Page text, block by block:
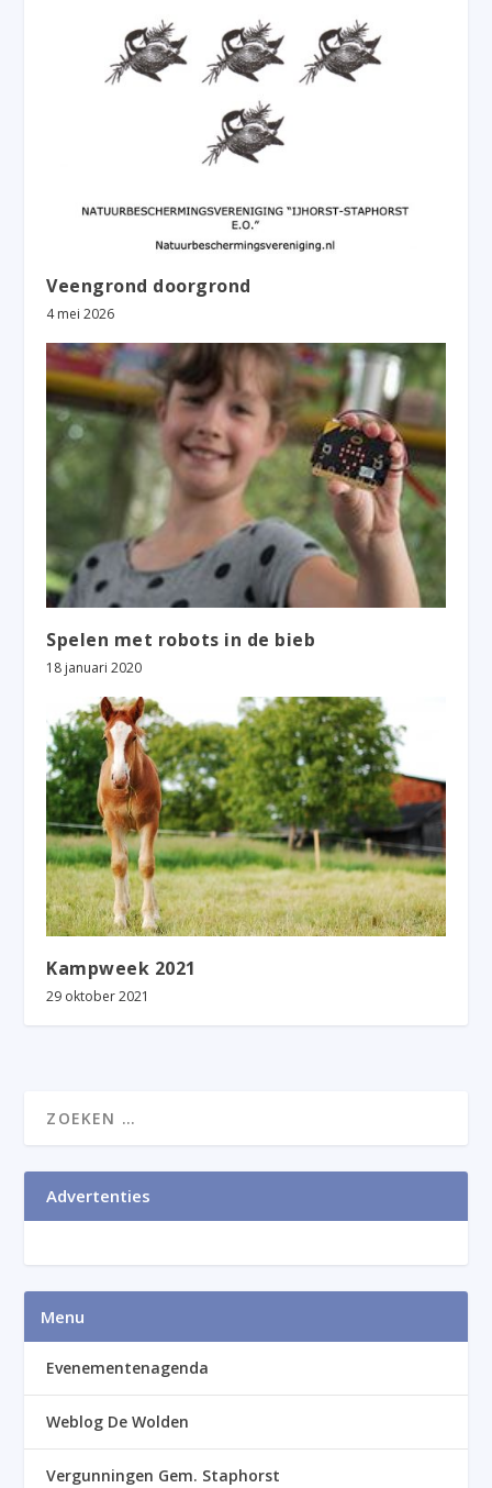
Veengrond doorgrond
4 mei 2026
Spelen met robots in de bieb
18 januari 2020
Kampweek 2021
29 oktober 2021
Advertenties
Menu
Evenementenagenda
Weblog De Wolden
Vergunningen Gem. Staphorst